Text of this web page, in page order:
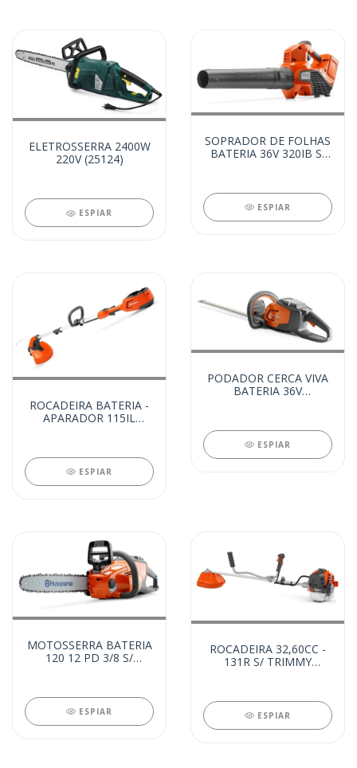
ELETROSSERRA 2400W
220V (25124)
ESPIAR
SOPRADOR DE FOLHAS
BATERIA 36V 320IB S/
ESPIAR
ROCADEIRA BATERIA -
APARADOR 115IL
ESPIAR
PODADOR CERCA VIVA
BATERIA 36V
ESPIAR
MOTOSSERRA BATERIA
120 12 PD 3/8 S/
ESPIAR
ROCADEIRA 32,60CC -
131R S/ TRIMMY
ESPIAR